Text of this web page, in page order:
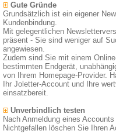
Gute Gründe
Grundsätzlich ist ein eigener
Kundenbindung.
Mit gelegentlichen
präsent - Sie sind weniger auf
angewiesen.
Zudem sind Sie mit einem
bestimmten Endgerät,
von Ihrem Homepage-Provider.
Ihr Joletter-Account und Ihre
einsatzbereit.
Unverbindlich testen
Nach Anmeldung eines
Nichtgefallen löschen Sie Ihren